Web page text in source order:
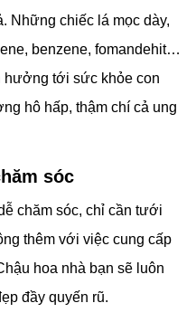
Những chiếc lá mọc dày,
benzene, fomandehit…
hưởng tới sức khỏe con
hô hấp, thậm chí cả ung
sóc
chăm sóc, chỉ cần tưới
thêm với việc cung cấp
hoa nhà bạn sẽ luôn
đầy quyến rũ.